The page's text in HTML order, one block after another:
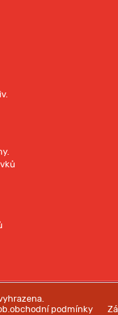
podmínky